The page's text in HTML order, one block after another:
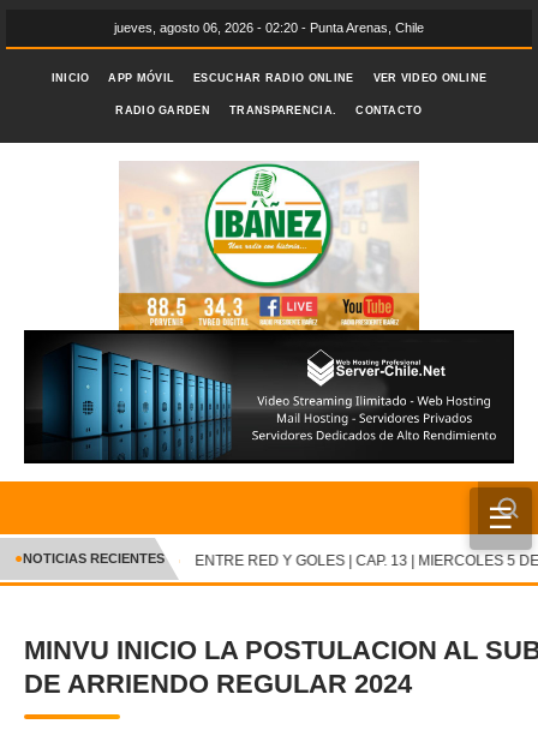
jueves, agosto 06, 2026 - 02:20 - Punta Arenas, Chile
INICIO APP MÓVIL ESCUCHAR RADIO ONLINE VER VIDEO ONLINE
RADIO GARDEN TRANSPARENCIA. CONTACTO
☰
INICIO
CRÓNICA
DEPORTES ✕
●NOTICIAS RECIENTES ENTRE RED Y GOLES | CAP. 13 | MIERCOLES 5 DE
MINVU INICIO LA POSTULACION AL
DE ARRIENDO REGULAR 2024